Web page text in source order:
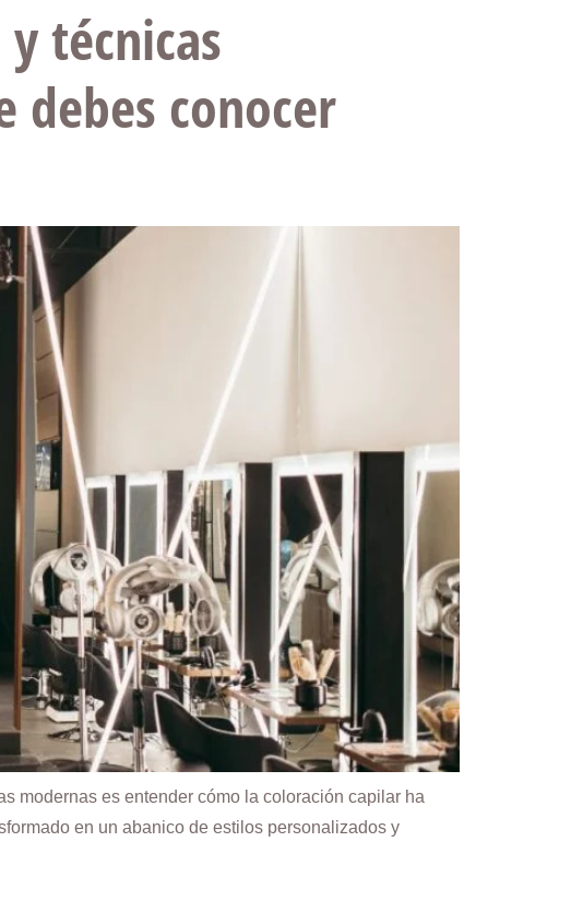
técnicas
debes conocer
modernas es entender cómo la coloración capilar ha
en un abanico de estilos personalizados y